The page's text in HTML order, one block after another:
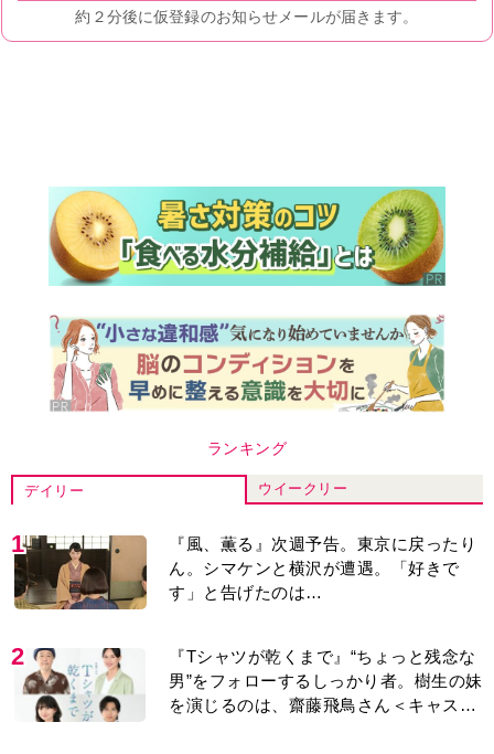
ランキング
デイリー ウイークリー
1
『風、薫る』次週予告。東京に戻ったり
ん。シマケンと横沢が遭遇。「好きで
す」と告げたのは…
2
『Tシャツが乾くまで』“ちょっと残念な
男”をフォローするしっかり者。樹生の妹
を演じるのは、齋藤飛鳥さん＜キャスト